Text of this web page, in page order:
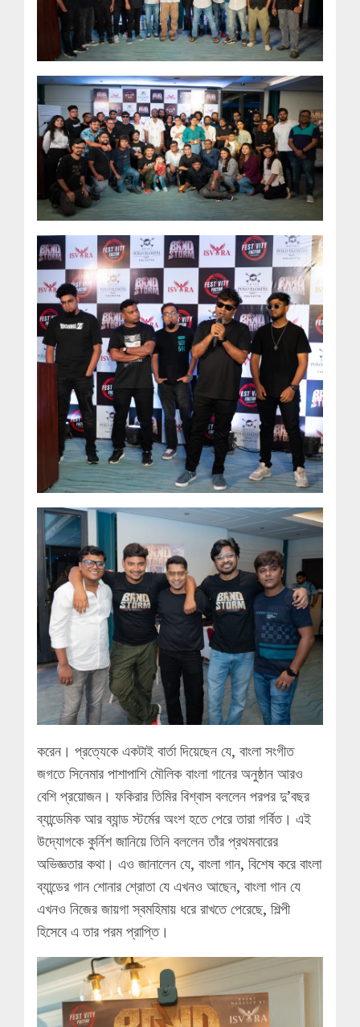
করেন। প্রত্যেকে একটাই বার্তা দিয়েছেন যে, বাংলা সংগীত
জগতে সিনেমার পাশাপাশি মৌলিক বাংলা গানের অনুষ্ঠান আরও
বেশি প্রয়োজন। ফকিরার তিমির বিশ্বাস বললেন পরপর দু’বছর
ব্যান্ডেমিক আর ব্যান্ড স্টর্মের অংশ হতে পেরে তারা গর্বিত। এই
উদ্যোগকে কুর্নিশ জানিয়ে তিনি বললেন তাঁর প্রথমবারের
অভিজ্ঞতার কথা। এও জানালেন যে, বাংলা গান, বিশেষ করে বাংলা
ব্যান্ডের গান শোনার শ্রোতা যে এখনও আছেন, বাংলা গান যে
এখনও নিজের জায়গা স্বমহিমায় ধরে রাখতে পেরেছে, শিল্পী
হিসেবে এ তার পরম প্রাপ্তি।